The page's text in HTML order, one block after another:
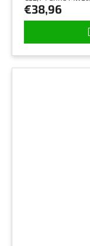
€38,96